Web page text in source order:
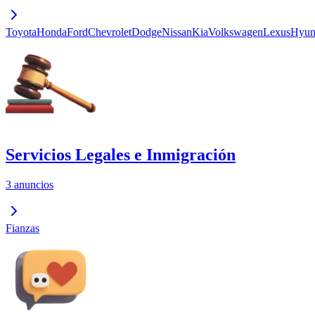
ToyotaHondaFordChevroletDodgeNissanKiaVolkswagenLexus
Servicios Legales e Inmigración
3 anuncios
Fianzas